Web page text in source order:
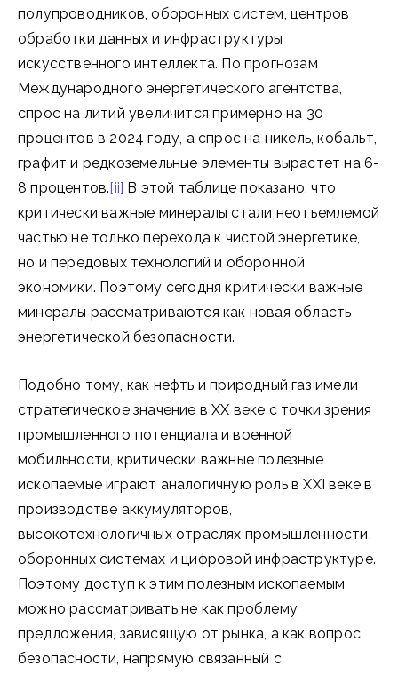
полупроводников, оборонных систем, центров
обработки данных и инфраструктуры
искусственного интеллекта. По прогнозам
Международного энергетического агентства,
спрос на литий увеличится примерно на 30
процентов в 2024 году, а спрос на никель, кобальт,
графит и редкоземельные элементы вырастет на 6-
8 процентов.[ii] В этой таблице показано, что
критически важные минералы стали неотъемлемой
частью не только перехода к чистой энергетике,
но и передовых технологий и оборонной
экономики. Поэтому сегодня критически важные
минералы рассматриваются как новая область
энергетической безопасности.
Подобно тому, как нефть и природный газ имели
стратегическое значение в XX веке с точки зрения
промышленного потенциала и военной
мобильности, критически важные полезные
ископаемые играют аналогичную роль в XXI веке в
производстве аккумуляторов,
высокотехнологичных отраслях промышленности,
оборонных системах и цифровой инфраструктуре.
Поэтому доступ к этим полезным ископаемым
можно рассматривать не как проблему
предложения, зависящую от рынка, а как вопрос
безопасности, напрямую связанный с